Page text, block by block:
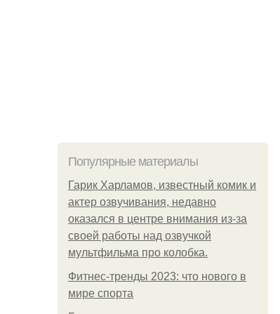
Популярные материалы
Гарик Харламов, известный комик и
актер озвучивания, недавно
оказался в центре внимания из-за
своей работы над озвучкой
мультфильма про колобка.
Фитнес-тренды 2023: что нового в
мире спорта